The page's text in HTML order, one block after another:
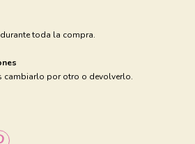
toda la compra.
cambiarlo por otro o devolverlo.